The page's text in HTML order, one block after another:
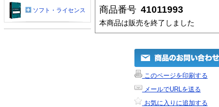
商品番号 41011993
本商品は販売を終了しました
このページを印刷する
メールでURLを送る
お気に入りに追加する
ソフト・ライセンス